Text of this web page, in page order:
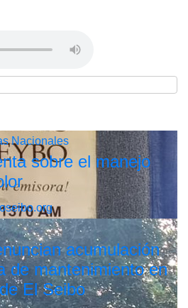
Nacionales
sobre el manejo
acumulación
de mantenimiento en
El Seibo